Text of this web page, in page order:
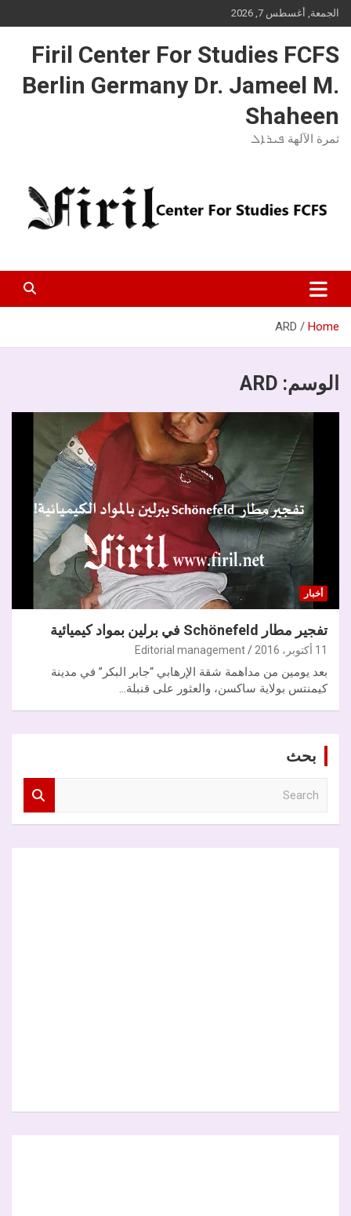
Skip
to
الجمعة, أغسطس 7, 2026
Firil Center For Studies FCFS
Berlin Germany Dr. Jameel M.
Shaheen
ثمرة الآلهة ܦܝܪܐܠ
Home
ARD
الوسم: ARD
أخبار
تفجير مطار Schönefeld في برلين بمواد كيميائية
11 أكتوبر، 2016 Editorial management
بعد يومين من مداهمة شقة الإرهابي “جابر البكر” في مدينة
كيمنتس بولاية ساكسن، والعثور على قنبلة…
بحث